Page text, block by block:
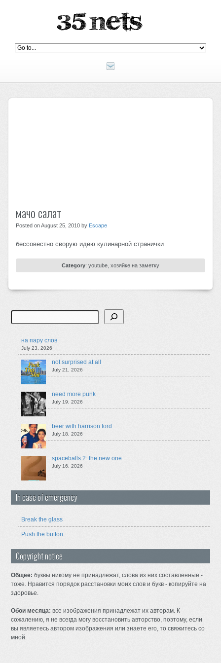
мачо салат
Posted on August 25, 2010 by Escape
бессовестно сворую идею кулинарной странички
Category: youtube хозяйке на заметку
Search
на пару слов
July 23, 2026
not surprised at all
July 21, 2026
need more punk
July 19, 2026
beer with harrison ford
July 18, 2026
spaceballs 2: the new one
July 16, 2026
In case of emergency
Break the glass
Push the button
Copyright notice
Общее: буквы никому не принадлежат, слова из них составленные -
тоже. Нравится порядок расстановки моих слов и букв - копируйте на
здоровье.
Обои месяца: все изображения принадлежат их авторам. К
сожалению, я не всегда могу восстановить авторство, поэтому, если
вы являетесь автором изображения или знаете его, то свяжитесь со
мной.